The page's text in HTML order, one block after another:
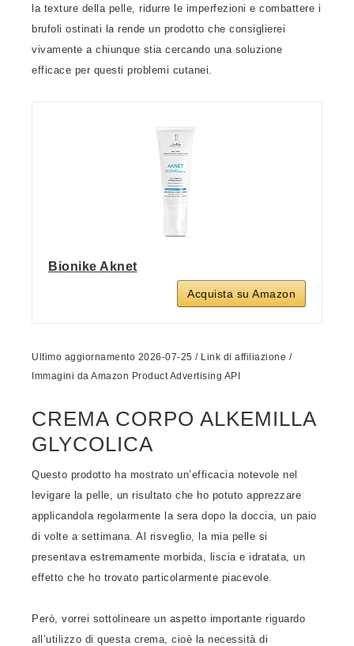
la texture della pelle, ridurre le imperfezioni e combattere i
brufoli ostinati la rende un prodotto che consiglierei
vivamente a chiunque stia cercando una soluzione
efficace per questi problemi cutanei.
Bionike Aknet
Acquista su Amazon
Ultimo aggiornamento 2026-07-25 / Link di affiliazione /
Immagini da Amazon Product Advertising API
CREMA CORPO ALKEMILLA
GLYCOLICA
Questo prodotto ha mostrato un’efficacia notevole nel
levigare la pelle, un risultato che ho potuto apprezzare
applicandola regolarmente la sera dopo la doccia, un paio
di volte a settimana. Al risveglio, la mia pelle si
presentava estremamente morbida, liscia e idratata, un
effetto che ho trovato particolarmente piacevole.
Però, vorrei sottolineare un aspetto importante riguardo
all’utilizzo di questa crema, cioè la necessità di